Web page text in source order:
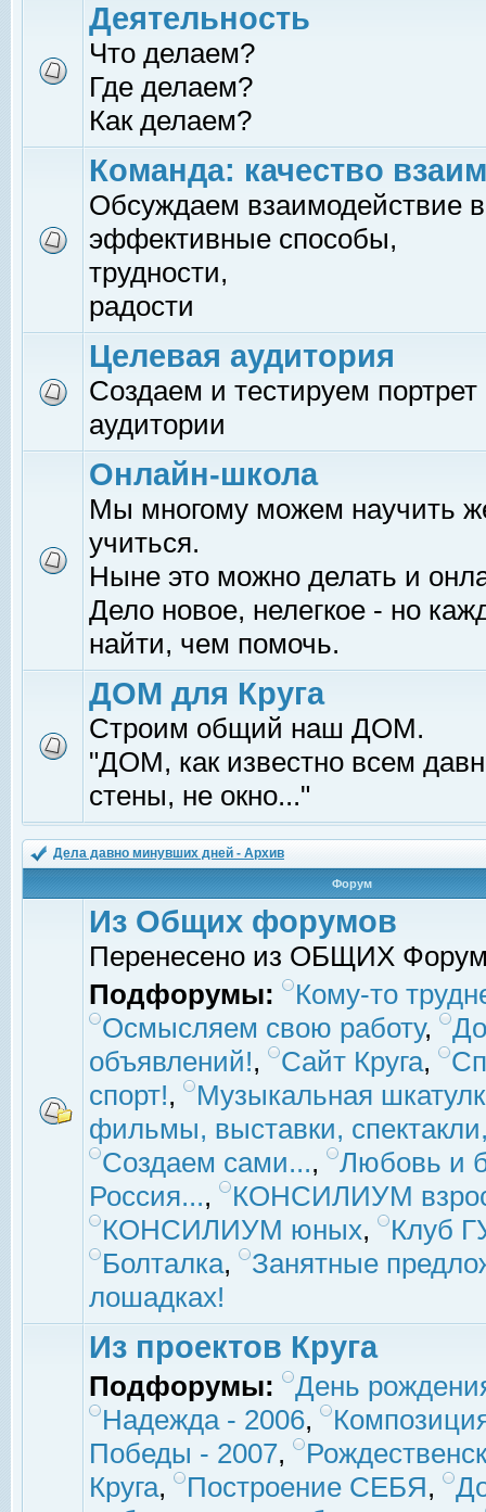
Деятельность
Что делаем?
Где делаем?
Как делаем?
Команда: качество
Обсуждаем взаимодействие
эффективные способы,
трудности,
радости
Целевая аудитория
Создаем и тестируем
аудитории
Онлайн-школа
Мы многому можем научить
учиться.
Ныне это можно делать и
Дело новое, нелегкое - но
найти, чем помочь.
ДОМ для Круга
Строим общий наш ДОМ.
"ДОМ, как известно всем
стены, не окно..."
Дела давно минувших дней - Архив
Форум
Из Общих форумов
Перенесено из ОБЩИХ
Подфорумы:
Кому-то
Осмысляем свою работу,
объявлений!, Сайт Круга,
спорт!,
Музыкальная
фильмы, выставки,
Создаем сами...,
Любовь и
Россия...,
КОНСИЛИУМ
КОНСИЛИУМ юных,
Клуб
Болталка,
Занятные
лошадках!
Из проектов Круга
Подфорумы:
День
Надежда - 2006,
Победы - 2007,
Круга, Построение СЕБЯ,